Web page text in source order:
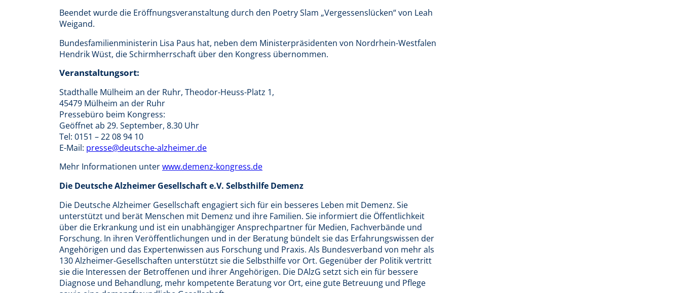
Beendet wurde die Eröffnungsveranstaltung durch den Poetry Slam „Vergessenslücken“ von Leah
Weigand.
Bundesfamilienministerin Lisa Paus hat, neben dem Ministerpräsidenten von Nordrhein-Westfalen
Hendrik Wüst, die Schirmherrschaft über den Kongress übernommen.
Veranstaltungsort:
Stadthalle Mülheim an der Ruhr, Theodor-Heuss-Platz 1,
45479 Mülheim an der Ruhr
Pressebüro beim Kongress:
Geöffnet ab 29. September, 8.30 Uhr
Tel: 0151 – 22 08 94 10
E-Mail: presse@deutsche-alzheimer.de
Mehr Informationen unterwww.demenz-kongress.de
Die Deutsche Alzheimer Gesellschaft e.V. Selbsthilfe Demenz
Die Deutsche Alzheimer Gesellschaft engagiert sich für ein besseres Leben mit Demenz. Sie
unterstützt und berät Menschen mit Demenz und ihre Familien. Sie informiert die Öffentlichkeit
über die Erkrankung und ist ein unabhängiger Ansprechpartner für Medien, Fachverbände und
Forschung. In ihren Veröffentlichungen und in der Beratung bündelt sie das Erfahrungswissen der
Angehörigen und das Expertenwissen aus Forschung und Praxis. Als Bundesverband von mehr als
130 Alzheimer-Gesellschaften unterstützt sie die Selbsthilfe vor Ort. Gegenüber der Politik vertritt
sie die Interessen der Betroffenen und ihrer Angehörigen. Die DAlzG setzt sich ein für bessere
Diagnose und Behandlung, mehr kompetente Beratung vor Ort, eine gute Betreuung und Pflege